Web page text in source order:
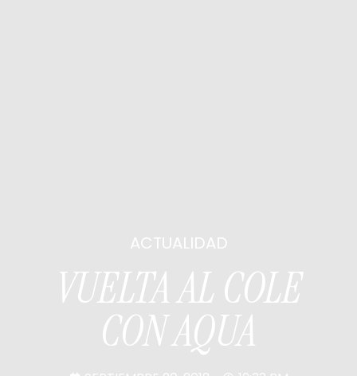
ACTUALIDAD
VUELTA AL COLE
CON AQUA